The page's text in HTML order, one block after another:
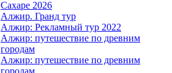
Сахаре 2026
Алжир. Гранд тур
Алжир: Рекламный тур 2022
Алжир: путешествие по древним
городам
Алжир: путешествие по древним
городам